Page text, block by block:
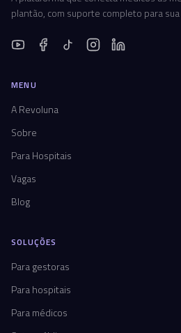
plantão, com suporte completo para
MENU
A Revoluna
Sobre
Para Hospitais
Vagas
Blog
SOLUÇÕES
Para gestoras
Para hospitais
Para médicos